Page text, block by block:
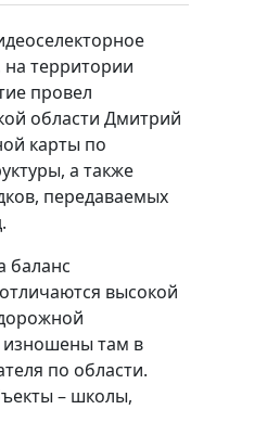
территории
провел
области Дмитрий
карты по
а также
передаваемых
баланс
высокой
изношены там в
по области.
– школы,